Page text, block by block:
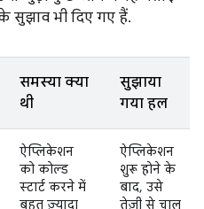
सुझाव भी दिए गए हैं.
समस्या क्या
थी
सुझाया
गया हल
ऐप्लिकेशन
को कोल्ड
स्टार्ट करने में
बहुत ज़्यादा
ऐप्लिकेशन
शुरू होने के
बाद, उसे
तेज़ी से चालू